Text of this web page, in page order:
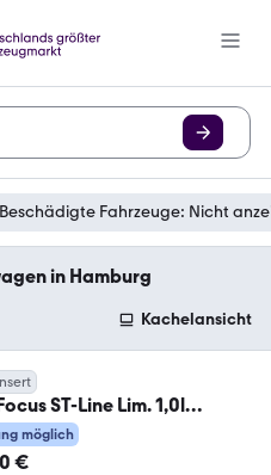
Beschädigte Fahrzeuge: Nicht
in Hamburg
Kachelansicht
ST-Line Lim. 1,0l
Sportpaket Navi
möglich
€